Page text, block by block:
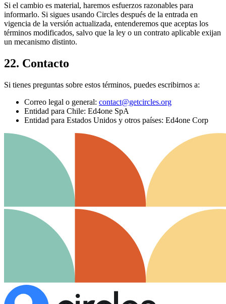
Si el cambio es material, haremos esfuerzos razonables para
informarlo. Si sigues usando Circles después de la entrada en
vigencia de la versión actualizada, entenderemos que aceptas los
términos modificados, salvo que la ley o un contrato aplicable exijan
un mecanismo distinto.
22. Contacto
Si tienes preguntas sobre estos términos, puedes escribirnos a:
Correo legal o general: contact@getcircles.org
Entidad para Chile: Ed4one SpA
Entidad para Estados Unidos y otros países: Ed4one Corp